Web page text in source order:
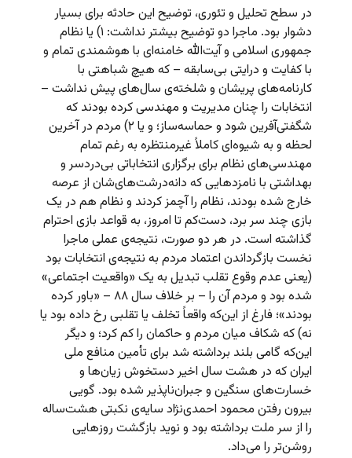
در سطح تحلیل و تئوری، توضیح این حادثه برای بسیار
دشوار بود. ماجرا دو توضیح بیشتر نداشت: ۱) یا نظام
جمهوری اسلامی و آیت‌الله خامنه‌ای با هوشمندی تمام و
با کفایت و درایتی بی‌سابقه – که هیچ شباهتی با
کارنامه‌های پریشان و شلخته‌ی سال‌های پیش نداشت –
انتخابات را چنان مدیریت و مهندسی کرده بودند که
شگفتی‌آفرین شود و حماسه‌ساز؛ و یا ۲)‌ مردم در آخرین
لحظه و به شیوه‌ای کاملاً غیرمنتظره به رغم تمام
مهندسی‌های نظام برای برگزاری انتخاباتی بی‌دردسر و
بهداشتی با نامزدهایی که دانه‌درشت‌های‌شان از عرصه
خارج شده بودند، نظام را آچمز کردند و نظام هم در یک
بازی چند سر برد، دست‌کم تا امروز، به قواعد بازی احترام
گذاشته است. در هر دو صورت، نتیجه‌ی عملی ماجرا
نخست بازگرداندن اعتماد مردم به نتیجه‌ی انتخابات بود
(یعنی عدم وقوع تقلب تبدیل به یک «واقعیت اجتماعی»
شده بود و مردم آن را – بر خلاف سال ۸۸ – «باور کرده
بودند»؛ فارغ از این‌که واقعاً تخلف یا تقلبی رخ داده بود یا
نه) که شکاف میان مردم و حاکمان را کم کرد؛ و دیگر
این‌که گامی بلند برداشته شد برای تأمین منافع ملی
ایران که در هشت سال اخیر دستخوش زیان‌ها و
خسارت‌های سنگین و جبران‌ناپذیر شده بود. گویی
بیرون رفتن محمود احمدی‌نژاد سایه‌ی نکبتی هشت‌ساله
را از سر ملت برداشته بود و نوید بازگشت روزهایی
روشن‌تر را می‌داد.